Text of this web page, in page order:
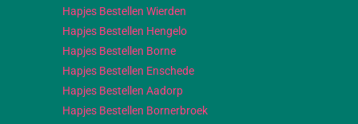
Hapjes Bestellen Wierden
Hapjes Bestellen Hengelo
Hapjes Bestellen Borne
Hapjes Bestellen Enschede
Hapjes Bestellen Aadorp
Hapjes Bestellen Bornerbroek